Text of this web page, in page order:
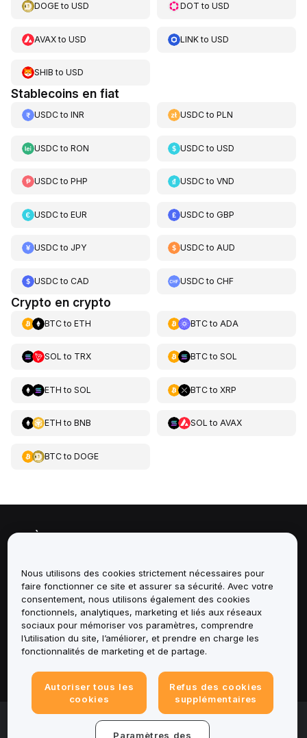
DOGEto USD DOT toUSD
AVAXto USD LINKtoUSD
SHIB to USD
Stablecoins en fiat
USDCto INR USDCtoPLN
USDCto RON USDCtoUSD
USDCto PHP USDCtoVND
USDCto EUR USDCtoGBP
USDCto JPY USDCtoAUD
USDCto CAD USDCtoCHF
Crypto en crypto
BTCto ETH BTCto ADA
SOL to TRX BTCto SOL
ETH to SOL BTCto XRP
ETH to BNB SOL to AVAX
BTCto DOGE
À propos de
Services
Assistance
Produits
Mentions légales
© 2025-2026 Bybit.eu. All rights reserved.
Nous utilisons des cookies strictement nécessaires pour
faire fonctionner ce site et assurer sa sécurité. Avec votre
consentement, nous utilisons également des cookies
fonctionnels, analytiques, marketing et liés aux réseaux
sociaux pour mémoriser vos paramètres, comprendre
l’utilisation du site, l’améliorer, et prendre en charge les
fonctionnalités de marketing et de partage.
Autoriser tous les
cookies
Refus des cookies
supplémentaires
Paramètres des